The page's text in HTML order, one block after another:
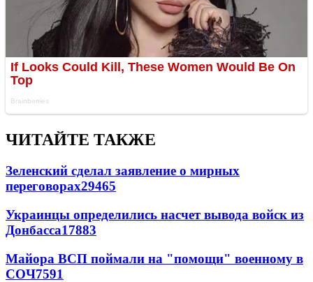
ЧИТАЙТЕ ТАКЖЕ
Зеленский сделал заявление о мирных
переговорах29465
Украинцы определились насчет вывода войск из
Донбасса17883
Майора ВСП поймали на "помощи" военному в
СОЧ7591